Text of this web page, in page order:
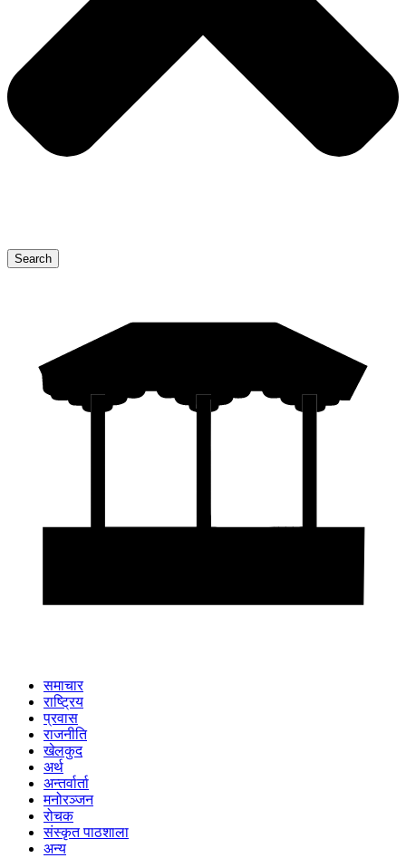
Search
समाचार
राष्ट्रिय
प्रवास
राजनीति
खेलकुद
अर्थ
अन्तर्वार्ता
मनोरञ्जन
रोचक
संस्कृत पाठशाला
अन्य